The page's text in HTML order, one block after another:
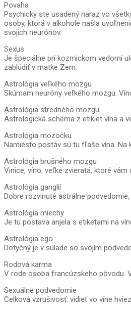
Povaha
Psychicky ste usadený naraz vo
osoby, ktorá v alkohole našla
svojich neurónov.
Sexus
Je špeciálne pri kozmickom vedomí
zablúdiť v matke Zem.
Astrológia veľkého mozgu
Skúmam neuróny veľkého mozgu.
Astrológia stredného mozgu
Astrologická schéma z etikiet vína a
Astrológia mozočku
Namiesto postáv sú tu fľaše vína. Na
Astrológia brušného mozgu
Vinice, víno, veľké zvieratá, ktoré
Astrológia ganglií
Dobre rozvinuté astrálne
Astrológia miechy
Je tu postava anjela s etiketami na
Astrológia ego
Dotyčný je v súlade so svojím
Rodová karma
V rode osoba francúzskeho pôvodu.
Sexuálne podvedomie
Celková vzrušivosť: vidieť vo víne